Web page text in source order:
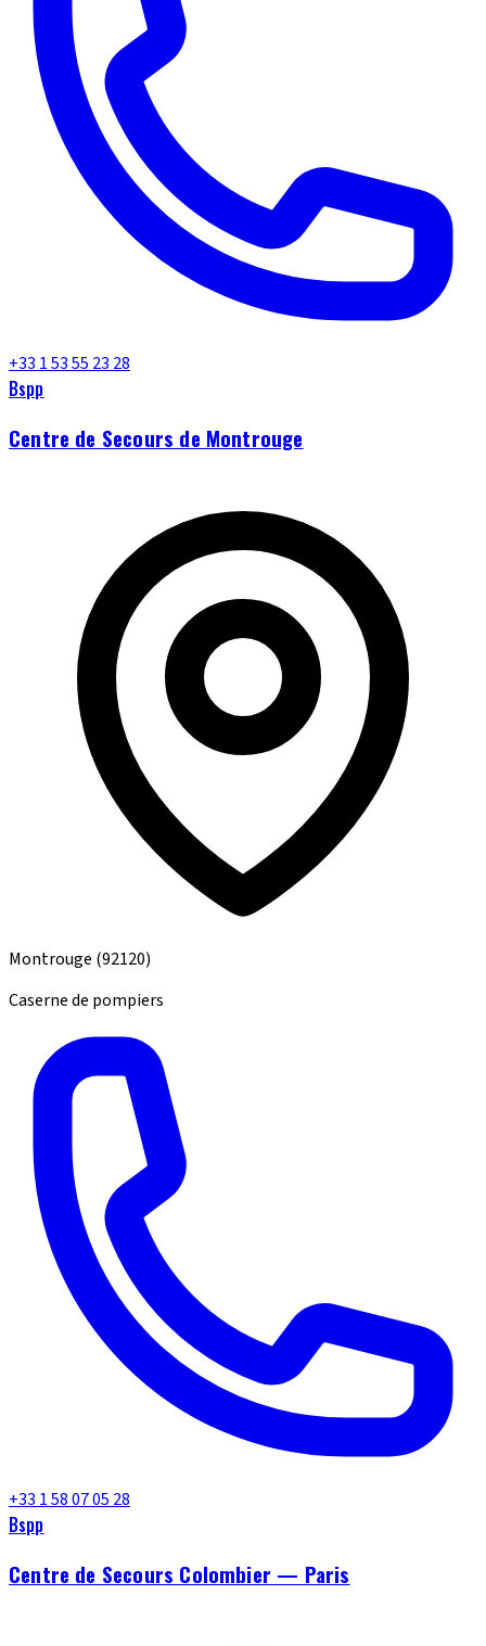
+33 1 53 55 23 28
Bspp
Centre de Secours de Montrouge
Montrouge (92120)
Caserne de pompiers
+33 1 58 07 05 28
Bspp
Centre de Secours Colombier — Paris